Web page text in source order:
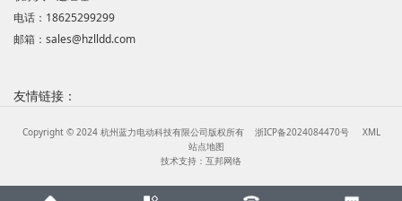
电话：18625299299
邮箱：sales@hzlldd.com
友情链接：
Copyright © 2024 杭州蓝力电动科技有限公司版权所有 浙ICP备2024084470号
XML
站点地图
技术支持： 互邦网络